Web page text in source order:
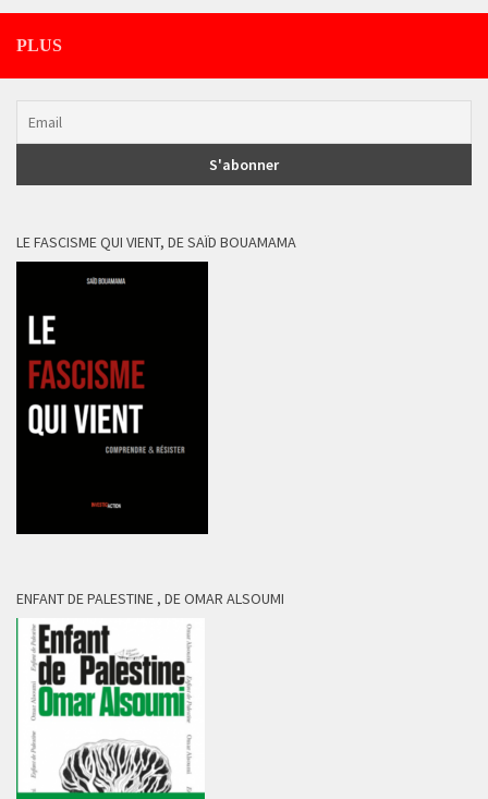
PLUS
LE FASCISME QUI VIENT, DE SAÏD BOUAMAMA
ENFANT DE PALESTINE , DE OMAR ALSOUMI